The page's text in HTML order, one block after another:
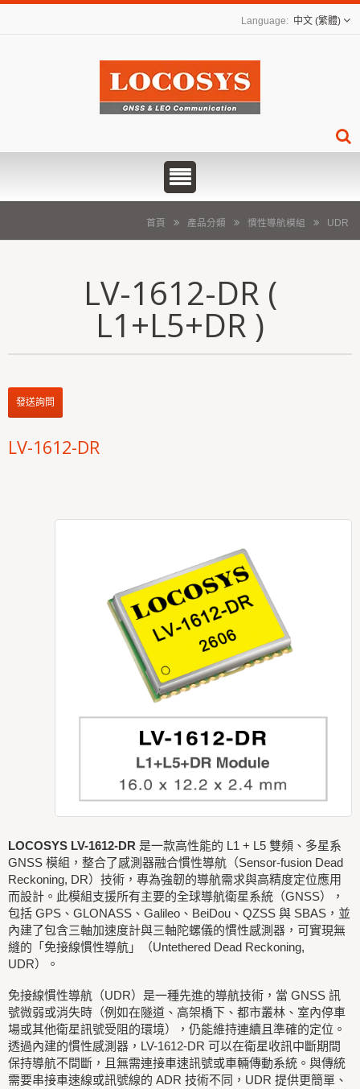
中文 (繁體)
首頁 產品分類 慣性導航模組 UDR
LV-1612-DR (
L1+L5+DR )
發送詢問
LV-1612-DR
LOCOSYS LV-1612-DR 是一款高性能的 L1 + L5 雙頻、多星系
GNSS 模組，整合了感測器融合慣性導航（Sensor-fusion Dead
Reckoning, DR）技術，專為強韌的導航需求與高精度定位應用
而設計。此模組支援所有主要的全球導航衛星系統（GNSS），
包括 GPS、GLONASS、Galileo、BeiDou、QZSS 與 SBAS，並
內建了包含三軸加速度計與三軸陀螺儀的慣性感測器，可實現無
縫的「免接線慣性導航」（Untethered Dead Reckoning,
UDR）。
免接線慣性導航（UDR）是一種先進的導航技術，當 GNSS 訊
號微弱或消失時（例如在隧道、高架橋下、都市叢林、室內停車
場或其他衛星訊號受阻的環境），仍能維持連續且準確的定位。
透過內建的慣性感測器，LV-1612-DR 可以在衛星收訊中斷期間
保持導航不間斷，且無需連接車速訊號或車輛傳動系統。與傳統
需要串接車速線或訊號線的 ADR 技術不同，UDR 提供更簡單、